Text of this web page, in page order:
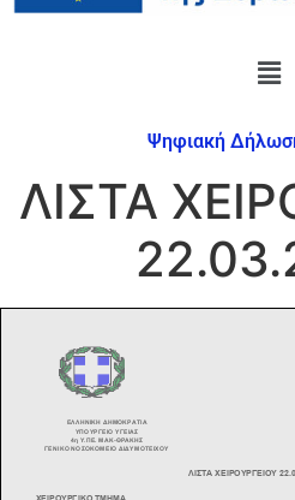
Ψηφιακή
ΛΙΣΤΑ